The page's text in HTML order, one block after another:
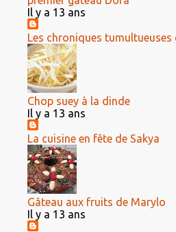
Il y a 13 ans
Les chroniques tumultueuses
Chop suey à la dinde
Il y a 13 ans
La cuisine en fête de Sakya
Gâteau aux fruits de Marylo
Il y a 13 ans